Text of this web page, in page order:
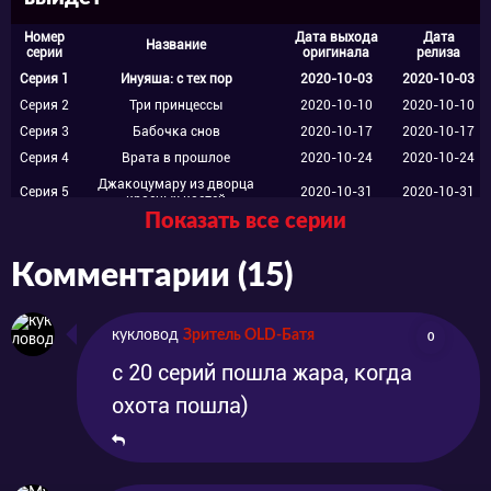
Что дальше? А дальше их ждёт
увлекательное и опасное приключения,
которые ожидают их как в современной, так
и в средневековой Японии. Помогать же им
будет девушка по имени Мороха, дочь Инуяи
и Кагоме, уже наверняка хорошо вам
Смотрите аниме «Ясяхимэ: Принцесса-
полудемон» на нашем сайте в режиме
онлайн, русской озвучке и хорошем качестве
совершенно бесплатно!
Номер
серии
Название
Дата выхода
оригинала
Дата
релиза
Серия 1
Инуяша: с тех пор 2020-10-03
2020-10-03
Серия 2
Три принцессы 2020-10-10
2020-10-10
Серия 3
Бабочка снов 2020-10-17
2020-10-17
Серия 4
Врата в прошлое 2020-10-24 2020-10-24
Серия 5
Джакоцумару из дворца
красных костей
2020-10-31 2020-10-31
Кот Хуан в старом храме 2020-11-07
Серия 8
Ловушка взирающих на
сновидения
Серия 9 Мэйфуку, Мейодзю
2020-11-28
Серия
Золотой и серебряный
радужный жемчуг
2020-12-05
Проклятье пруда-людоеда
черноволосая Това
2020-12-19
13
феодальные монахи
Показать все серии
Комментарии (15)
кукловод Зритель OLD-Батя 0
с 20 серий пошла жара, когда
охота пошла)